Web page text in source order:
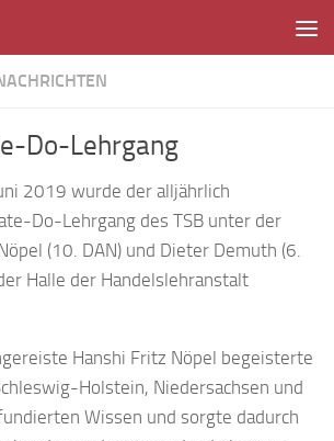
Do-Lehrgang
2019 wurde der alljährlich
Do-Lehrgang des TSB unter der
(10. DAN) und Dieter Demuth (6.
Halle der Handelslehranstalt
Hanshi Fritz Nöpel begeisterte
Holstein, Niedersachsen und
Wissen und sorgte dadurch